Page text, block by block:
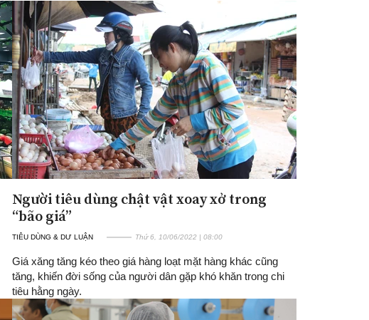
Người tiêu dùng chật vật xoay xở trong
“bão giá”
TIÊU DÙNG & DƯ LUẬN Thứ 6, 10/06/2022 | 08:00
Giá xăng tăng kéo theo giá hàng loạt mặt hàng khác cũng
tăng, khiến đời sống của người dân gặp khó khăn trong chi
tiêu hằng ngày.